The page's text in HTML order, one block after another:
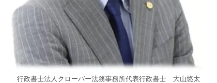
行政書士法人クローバー法務事務所代表行政書士 大山悠太